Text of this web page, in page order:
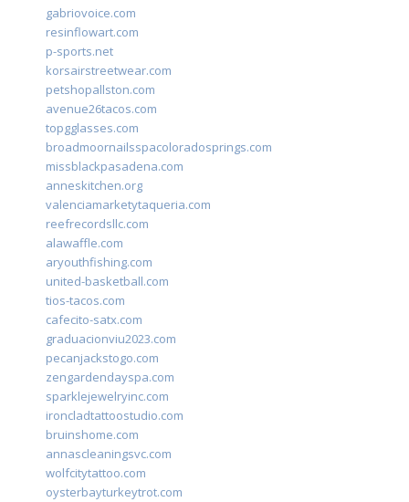
gabriovoice.com
resinflowart.com
p-sports.net
korsairstreetwear.com
petshopallston.com
avenue26tacos.com
topgglasses.com
broadmoornailsspacoloradosprings.com
missblackpasadena.com
anneskitchen.org
valenciamarketytaqueria.com
reefrecordsllc.com
alawaffle.com
aryouthfishing.com
united-basketball.com
tios-tacos.com
cafecito-satx.com
graduacionviu2023.com
pecanjackstogo.com
zengardendayspa.com
sparklejewelryinc.com
ironcladtattoostudio.com
bruinshome.com
annascleaningsvc.com
wolfcitytattoo.com
oysterbayturkeytrot.com